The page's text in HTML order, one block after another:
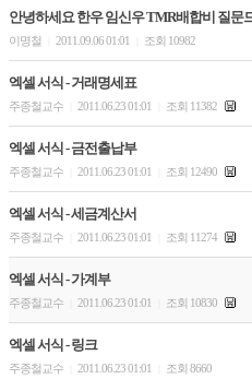
안녕하세요 한우 임신우 TMR배합비 질문
이명철 2011.09.06 01:01 조회 10982
엑셀 서식 - 거래명세표
주종철교수 2011.06.23 01:01 조회 11382
엑셀 서식 - 금전출납부
주종철교수 2011.06.23 01:01 조회 12490
엑셀 서식 - 세금계산서
주종철교수 2011.06.23 01:01 조회 11274
엑셀 서식 - 가계부
주종철교수 2011.06.23 01:01 조회 10830
엑셀 서식 - 링크
주종철교수 2011.06.23 01:01 조회 8660